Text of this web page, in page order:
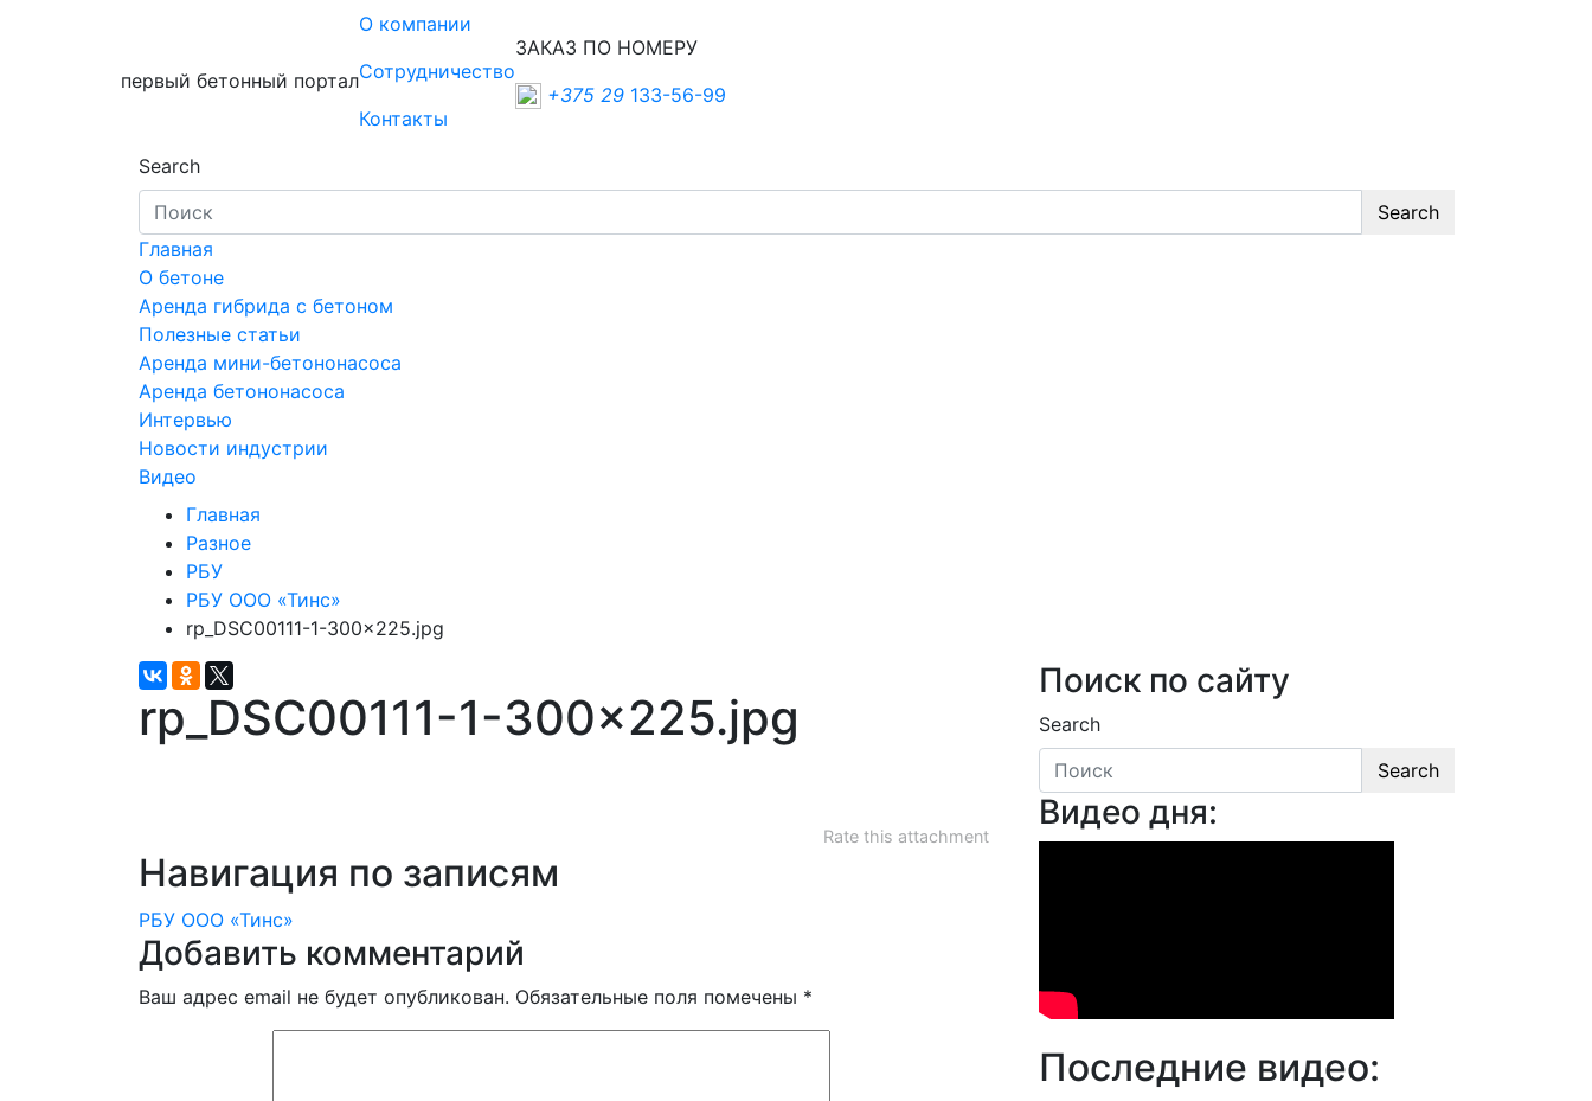
первый бетонный портал
О компании
Сотрудничество
Контакты
ЗАКАЗ ПО НОМЕРУ
+375 29 133-56-99
Search
Search
Главная
О бетоне
Аренда гибрида с бетоном
Полезные статьи
Аренда мини-бетононасоса
Аренда бетононасоса
Интервью
Новости индустрии
Видео
Главная
Разное
РБУ
РБУ ООО «Тинс»
rp_DSC00111-1-300×225.jpg
rp_DSC00111-1-300×225.jpg
Rate this attachment
Навигация по записям
РБУ ООО «Тинс»
Добавить комментарий
Ваш адрес email не будет опубликован. Обязательные поля помечены *
Поиск по сайту
Search
Search
Видео дня:
Последние видео: